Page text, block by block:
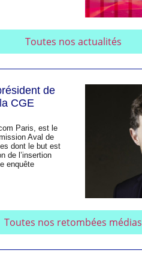
Toutes nos actualités
de
CGE
Paris, est le
Aval de
dont le but est
de l’insertion
enquête
Toutes nos retombées médias